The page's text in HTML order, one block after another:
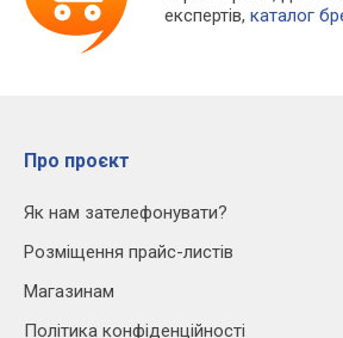
експертів,каталог
Про проєкт
Як нам зателефонувати?
Розміщення прайс-листів
Магазинам
Політика конфіденційності